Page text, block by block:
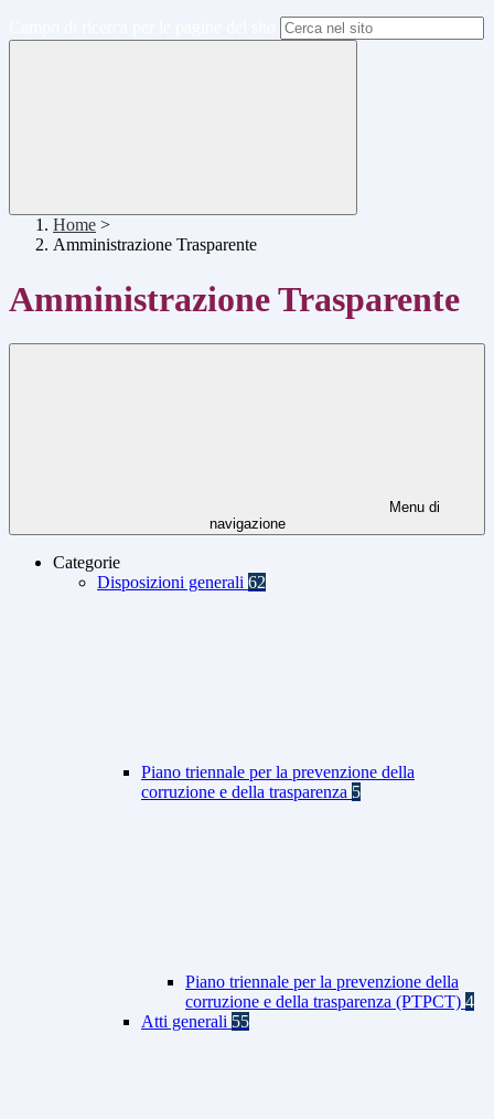
Home >
Amministrazione Trasparente
Amministrazione Trasparente
Menu di
navigazione
Categorie
Disposizioni generali 62
Piano triennale per la prevenzione della
corruzione e della trasparenza 5
Piano triennale per la prevenzione della
corruzione e della trasparenza (PTPCT) 4
Atti generali 55